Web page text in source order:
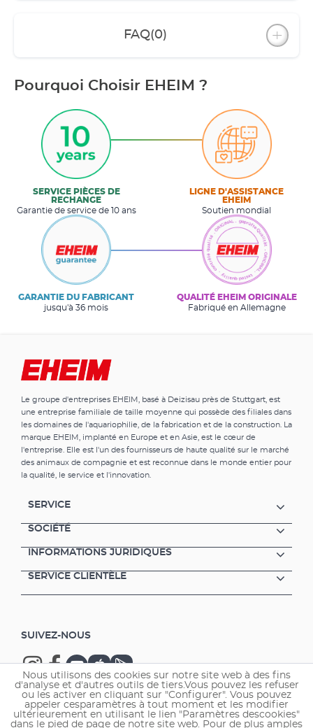
FAQ(0)
Pourquoi Choisir EHEIM ?
SERVICE PIÈCES DE
RECHANGE
Garantie de service de 10 ans
LIGNE D'ASSISTANCE
EHEIM
Soutien mondial
GARANTIE DU FABRICANT
jusqu'à 36 mois
QUALITÉ EHEIM ORIGINALE
Fabriqué en Allemagne
Le groupe d'entreprises EHEIM, basé à Deizisau près de Stuttgart, est
une entreprise familiale de taille moyenne qui possède des filiales dans
les domaines de l'aquariophilie, de la fabrication et de la construction. La
marque EHEIM, implanté en Europe et en Asie, est le cœur de
l'entreprise. Elle est l'un des fournisseurs de haute qualité sur le marché
des animaux de compagnie et est reconnue dans le monde entier pour
la qualité, le service et l'innovation.
SERVICE
SOCIÉTÉ
INFORMATIONS JURIDIQUES
SERVICE CLIENTÈLE
SUIVEZ-NOUS
Copyright © 2026 EHEIM GmbH & Co. KG.
Nous utilisons des cookies sur notre site web à des fins
d'analyse et d'autres outils de tiers.Vous pouvez les refuser
ou les activer en cliquant sur "Configurer". Vous pouvez
appeler cesparamètres à tout moment et les modifier
ultérieurement en utilisant le lien "Paramètres descookies"
dans le pied de page de notre site web. Pour de plus amples